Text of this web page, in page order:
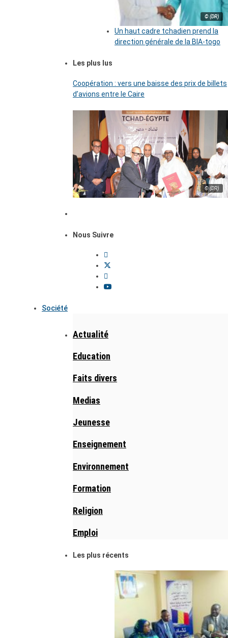
© (DR)
Un haut cadre tchadien prend la
direction générale de la BIA-togo
Les plus lus
Coopération : vers une baisse des prix de billets
d’avions entre le Caire
© (DR)
Nous Suivre
Société
Actualité
Education
Faits divers
Medias
Jeunesse
Enseignement
Environnement
Formation
Religion
Emploi
Les plus récents